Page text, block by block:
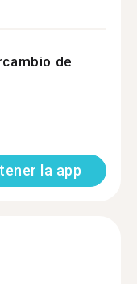
de
la app